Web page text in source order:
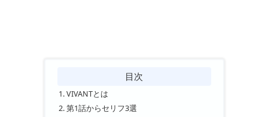
目次
VIVANTとは
第1話からセリフ3選